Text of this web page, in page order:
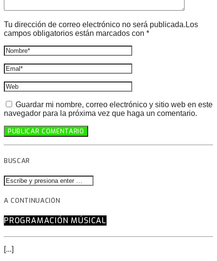
Tu dirección de correo electrónico no será publicada.Los
campos obligatorios están marcados con *
Guardar mi nombre, correo electrónico y sitio web en este
navegador para la próxima vez que haga un comentario.
BUSCAR
A CONTINUACIÓN
PROGRAMACIÓN MÚSICAL
[...]